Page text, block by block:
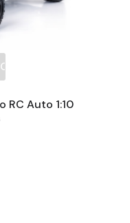
AAN
RC Auto 1:10